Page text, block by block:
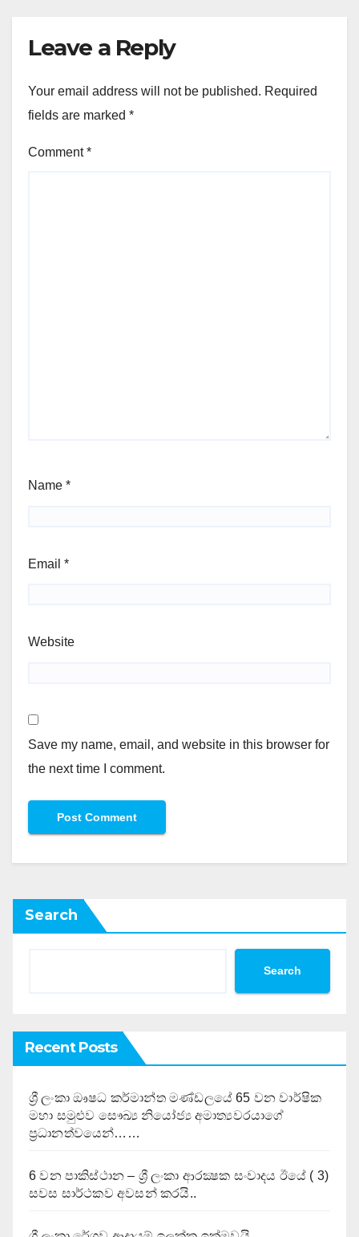
Leave a Reply
Your email address will not be published. Required
fields are marked *
Comment*
Name *
Email *
Website
Save my name, email, and website in this browser for
the next time I comment.
Search
Search
Recent Posts
ශ්‍රී ලංකා ඖෂධ කර්මාන්ත මණ්ඩලයේ 65 වන වාර්ෂික
මහා සමුළුව සෞඛ්‍ය නියෝජ්‍ය අමාත්‍යවරයාගේ
ප්‍රධානත්වයෙන්……
6 වන පාකිස්ථාන – ශ්‍රී ලංකා ආරක්‍ෂක සංවාදය ඊයේ ( 3)
සවස සාර්ථකව අවසන් කරයි..